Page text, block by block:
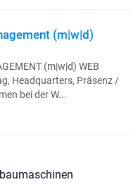
(m|w|d)
(m|w|d) WEB
Headquarters, Präsenz /
bei der W...